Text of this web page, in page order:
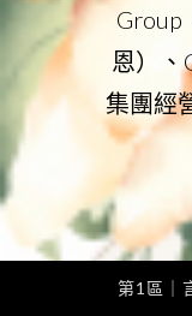
Group
恩）、
集團經
第1區｜